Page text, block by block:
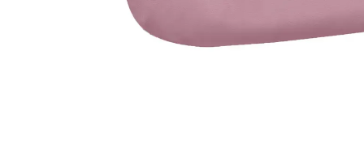
ИЗДЕЛИЯ ДЛЯ КОМФОРТА
ТЕХНИЧЕСКОЕ ОБОРУДОВАНИЕ